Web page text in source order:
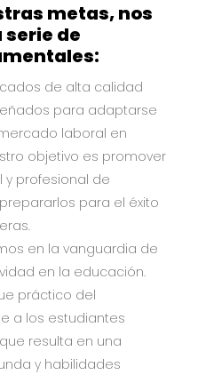
metas, nos
de
de alta calidad
para adaptarse
laboral en
objetivo es promover
profesional de
para el éxito
en la vanguardia de
en la educación.
práctico del
a los estudiantes
resulta en una
y habilidades